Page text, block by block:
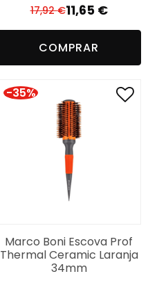
17,92€O
preço
original
era:
11,65 €
O
preço
atual
é:
COMPRAR
-35%
Marco Boni Escova Prof
Thermal Ceramic Laranja
34mm